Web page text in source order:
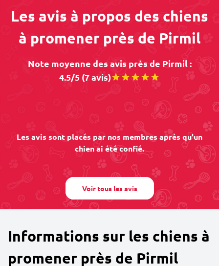
Les avis à propos des chiens
à promener près de Pirmil
Note moyenne des avis près de Pirmil :
4.5/5 (7 avis)
Les avis sont placés par nos membres après qu'un
chien ai été confié.
Voir tous les avis
Informations sur les chiens à
promener près de Pirmil